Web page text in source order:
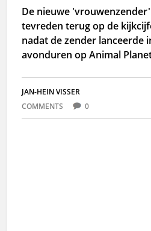
De nieuwe
tevreden terug op de
nadat de zender lanceerde
avonduren op Animal
JAN-HEIN VISSER
COMMENTS
0